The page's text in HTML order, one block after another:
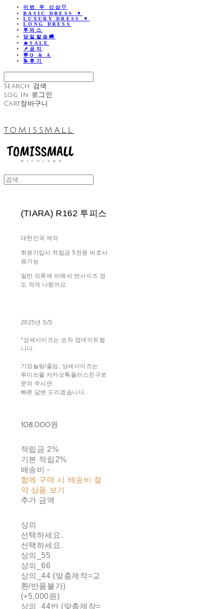
이번 주 신상🤍
BASIC DRESS ▼
LUXURY DRESS ▼
LONG DRESS
투피스
당일발송🚚
🔥SALE
📌공지
💬Q & A
📝후기
Search 검색
Log In 로그인
Cart장바구니
TOMISSMALL
(TIARA) R162 투피스
대한민국 제작
회원가입시 적립금 5천원 바로사
용가능
일반 의류에 비해서 반사이즈 정
도 작게 나왔어요.
2025년 S/S
*상세사이즈는 순차 업데이트됩
니다.
기장늘림/줄임, 상세사이즈는
투미쓰몰 카카오톡플러스친구로
문의 주시면
빠른 답변 드리겠습니다.
108,000원
적립금 2%
기본 적립 2%
배송비-
함께 구매 시 배송비 절
약 상품 보기
추가 금액
상의
선택하세요.
선택하세요.
상의_55
상의_66
상의_44 (맞춤제작=교
환/반품불가)
(+5,000원)
상의_44반 (맞춤제작=